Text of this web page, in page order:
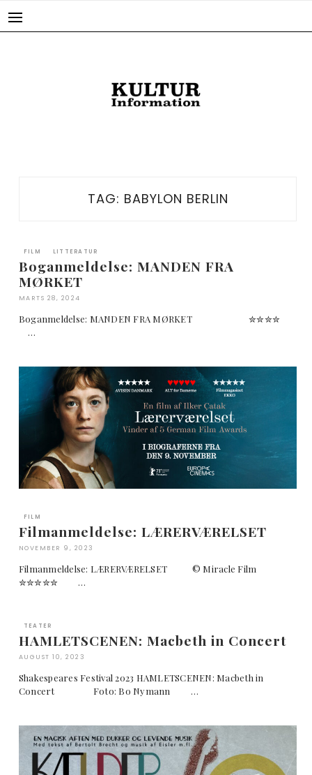
TAG: BABYLON BERLIN
FILM LITTERATUR
Boganmeldelse: MANDEN FRA
MØRKET
MARTS 28, 2024
Boganmeldelse: MANDEN FRA MØRKET ✮✮✮✮
…
FILM
Filmanmeldelse: LÆRERVÆRELSET
NOVEMBER 9, 2023
Filmanmeldelse: LÆRERVÆRELSET © Miracle Film
✮✮✮✮✮ …
TEATER
HAMLETSCENEN: Macbeth in Concert
AUGUST 10, 2023
Shakespeares Festival 2023 HAMLETSCENEN: Macbeth in
Concert Foto: Bo Nymann …